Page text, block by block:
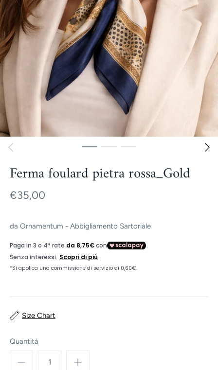
Ferma foulard pietra rossa_Gold
€35,00
da Ornamentum - Abbigliamento Sartoriale
Size Chart
Quantità